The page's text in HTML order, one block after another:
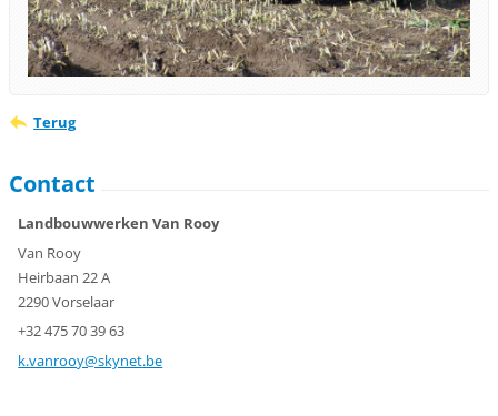
Terug
Contact
Landbouwwerken Van Rooy
Van Rooy
Heirbaan 22 A
2290 Vorselaar
+32 475 70 39 63
k.vanrooy@skynet.be